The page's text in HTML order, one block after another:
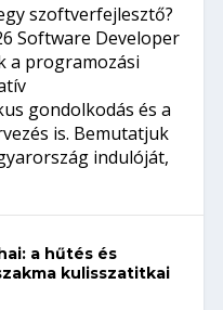
szoftverfejlesztő?
Software Developer
a programozási
gondolkodás és a
is. Bemutatjuk
indulóját,
a hűtés és
kulisszatitkai